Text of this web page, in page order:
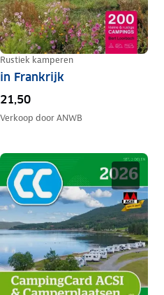
Rustiek kamperen
in Frankrijk
21,50
Verkoop doorANWB